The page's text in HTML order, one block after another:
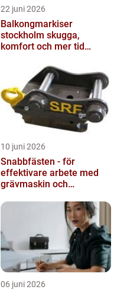
22 juni 2026
Balkongmarkiser
stockholm skugga,
komfort och mer tid
10 juni 2026
Snabbfästen - för
effektivare arbete med
grävmaskin och
06 juni 2026